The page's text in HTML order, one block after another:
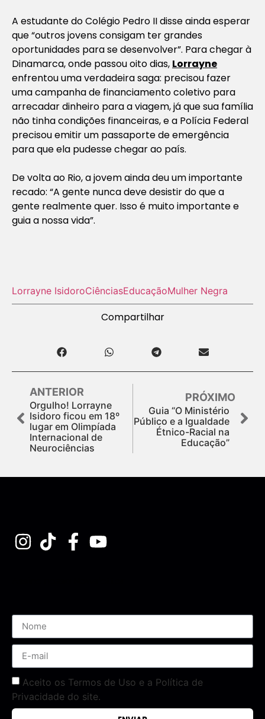
A estudante do Colégio Pedro II disse ainda esperar
que “outros jovens consigam ter grandes
oportunidades para se desenvolver”. Para chegar à
Dinamarca, onde passou oito dias, Lorrayne
enfrentou uma verdadeira saga: precisou fazer
uma campanha de financiamento coletivo para
arrecadar dinheiro para a viagem, já que sua família
não tinha condições financeiras, e a Polícia Federal
precisou emitir um passaporte de emergência
para que ela pudesse chegar ao país.
De volta ao Rio, a jovem ainda deu um importante
recado: “A gente nunca deve desistir do que a
gente realmente quer. Isso é muito importante e
guia a nossa vida”.
Lorrayne IsidoroCiênciasEducaçãoMulher Negra
Compartilhar
ANTERIOR
Orgulho! Lorrayne
Isidoro ficou em 18º
lugar em Olimpíada
Internacional de
Neurociências
PRÓXIMO
Guia “O Ministério
Público e a Igualdade
Étnico-Racial na
Educação”
Aceito os Termos de Uso e a Política de
Privacidade do site.